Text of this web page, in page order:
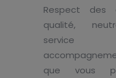
Respect des
qualité,
service
que vous